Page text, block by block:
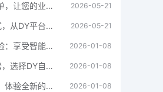
DY刷业务自助下单，让您的业务运营更上一 2026-05-21
探索高效业务模式，从DY平台的自助下单开 2026-05-21
DY刷业务升级体验：享受智能自助下单的便 2026-01-08
让业务运营更轻松，选择DY自助下单平台。 2026-01-08
DY刷业务新模式：体验全新的自助下单流程 2026-01-08